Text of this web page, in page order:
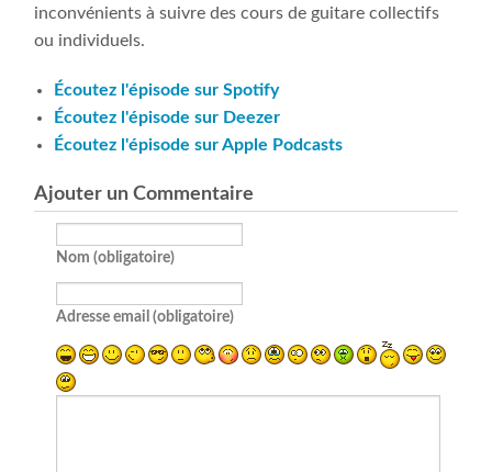
inconvénients à suivre des cours de guitare collectifs
ou individuels.
Écoutez l'épisode sur Spotify
Écoutez l'épisode sur Deezer
Écoutez l'épisode sur Apple Podcasts
Ajouter un Commentaire
Nom (obligatoire)
Adresse email (obligatoire)